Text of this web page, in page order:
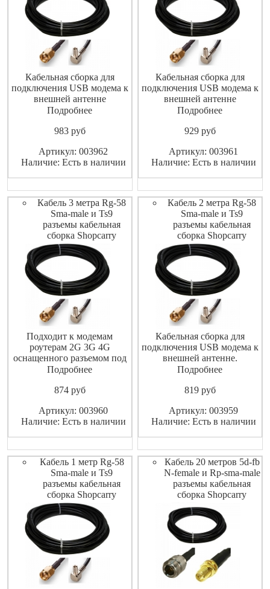
Кабельная сборка для
подключения USB модема к
внешней антенне
Подробнее
983pуб
Артикул: 003962
Наличие: Есть в наличии
Кабельная сборка для
подключения USB модема к
внешней антенне
Подробнее
929pуб
Артикул: 003961
Наличие: Есть в наличии
Кабель 3 метра Rg-58
Sma-male и Ts9
разъемы кабельная
сборка Shopcarry
Подходит к модемам
роутерам 2G 3G 4G
оснащенного разъемом под
антенну TS9
Подробнее
874pуб
Артикул: 003960
Наличие: Есть в наличии
Кабель 2 метра Rg-58
Sma-male и Ts9
разъемы кабельная
сборка Shopcarry
Кабельная сборка для
подключения USB модема к
внешней антенне.
Подробнее
819pуб
Артикул: 003959
Наличие: Есть в наличии
Кабель 1 метр Rg-58
Sma-male и Ts9
разъемы кабельная
сборка Shopcarry
Кабель 20 метров 5d-fb
N-female и Rp-sma-male
разъемы кабельная
сборка Shopcarry